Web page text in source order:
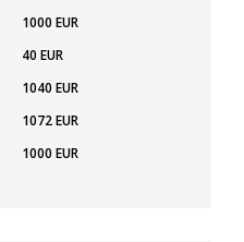
1000 EUR
40 EUR
1040 EUR
1072 EUR
1000 EUR